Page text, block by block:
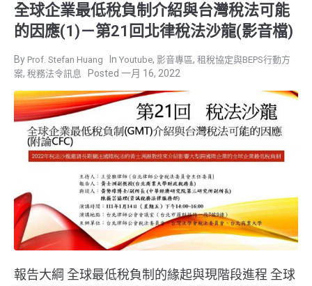
全球企業最低稅負制介紹與台灣稅法可能
的因應(1)－第21回北律稅法沙龍(影音檔)
Prof. Stefan Huang Youtube, 影音專區, 租稅協定與BEPS行動方
案, 稅務法令訊息 一月 16, 2022
報告大綱 全球最低稅負制的緣起與現階段進程 全球